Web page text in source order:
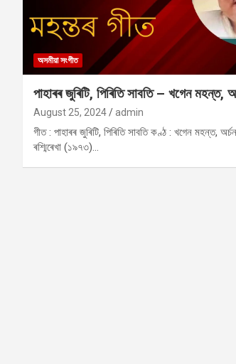
অসমীয়া সংগীত
পাহাৰৰ জুৰিটি, পিৰিতি সাবতি – খগেন মহন্ত,
August 25, 2024 admin
গীত : পাহাৰৰ জুৰিটি, পিৰিতি সাবতি কণ্ঠ : খগেন মহন্ত,
ৰশ্মিৰেখা (১৯৭৩)…